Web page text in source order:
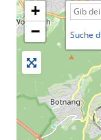
+
−
Suche